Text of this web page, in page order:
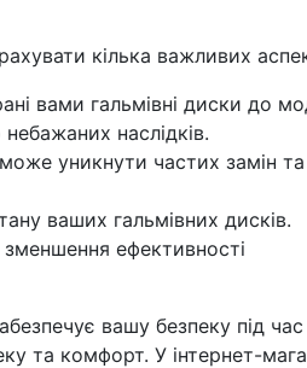
кілька важливих
вами гальмівні диски до
наслідків.
уникнути частих замін та
ваших гальмівних дисків.
ефективності
вашу безпеку під час
та комфорт. У інтернет-